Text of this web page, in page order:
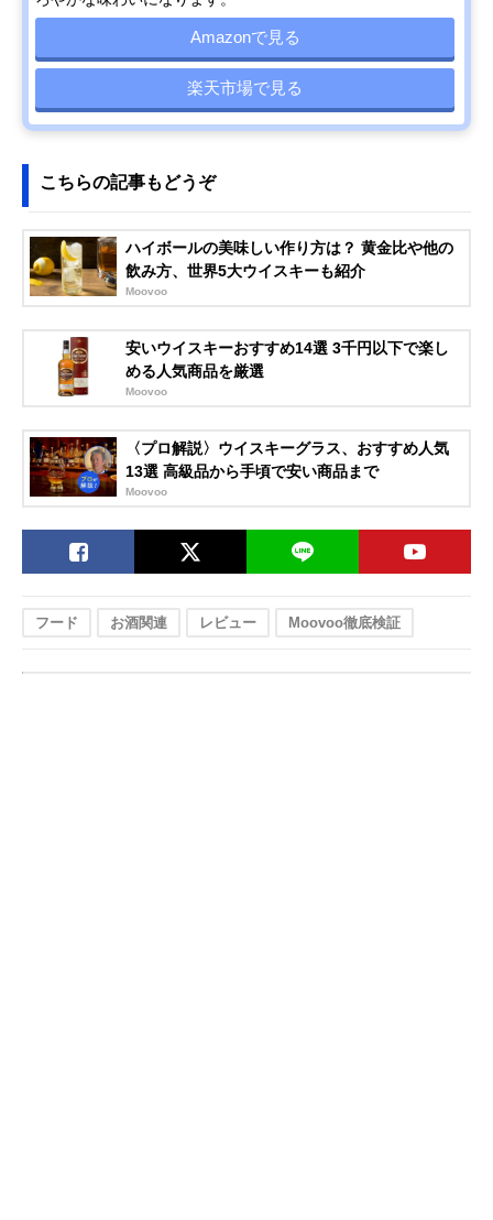
Amazonで見る
楽天市場で見る
こちらの記事もどうぞ
ハイボールの美味しい作り方は？ 黄金比や他の
飲み方、世界5大ウイスキーも紹介
Moovoo
安いウイスキーおすすめ14選 3千円以下で楽し
める人気商品を厳選
Moovoo
〈プロ解説〉ウイスキーグラス、おすすめ人気
13選 高級品から手頃で安い商品まで
Moovoo
フード お酒関連 レビュー Moovoo徹底検証